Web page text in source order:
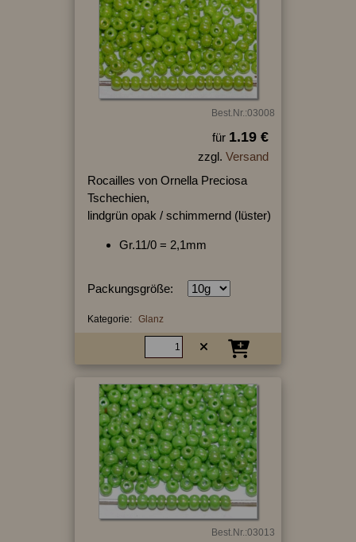
Best.Nr.:03008
für 1.19 €
zzgl. Versand
Rocailles von Ornella Preciosa
Tschechien,
lindgrün opak / schimmernd (lüster)
Gr.11/0 = 2,1mm
Packungsgröße:
Kategorie: Glanz
Best.Nr.:03013